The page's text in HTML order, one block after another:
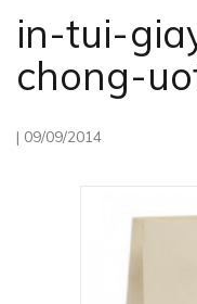
in-tui-
chong-
| 09/09/2014